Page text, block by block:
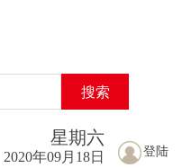
搜索
登陆
星期六
2020年09月18日